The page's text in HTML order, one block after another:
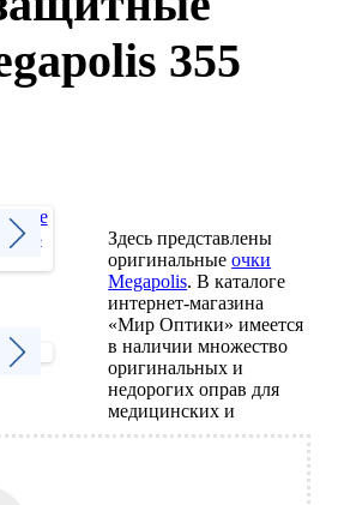
355
Здесь представлены
оригинальныеочки
Megapolis. В каталоге
интернет-магазина
«Мир Оптики» имеется
в наличии множество
оригинальных и
недорогих оправ для
медицинских и